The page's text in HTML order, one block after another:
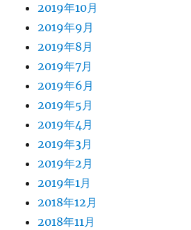
2019年10月
2019年9月
2019年8月
2019年7月
2019年6月
2019年5月
2019年4月
2019年3月
2019年2月
2019年1月
2018年12月
2018年11月